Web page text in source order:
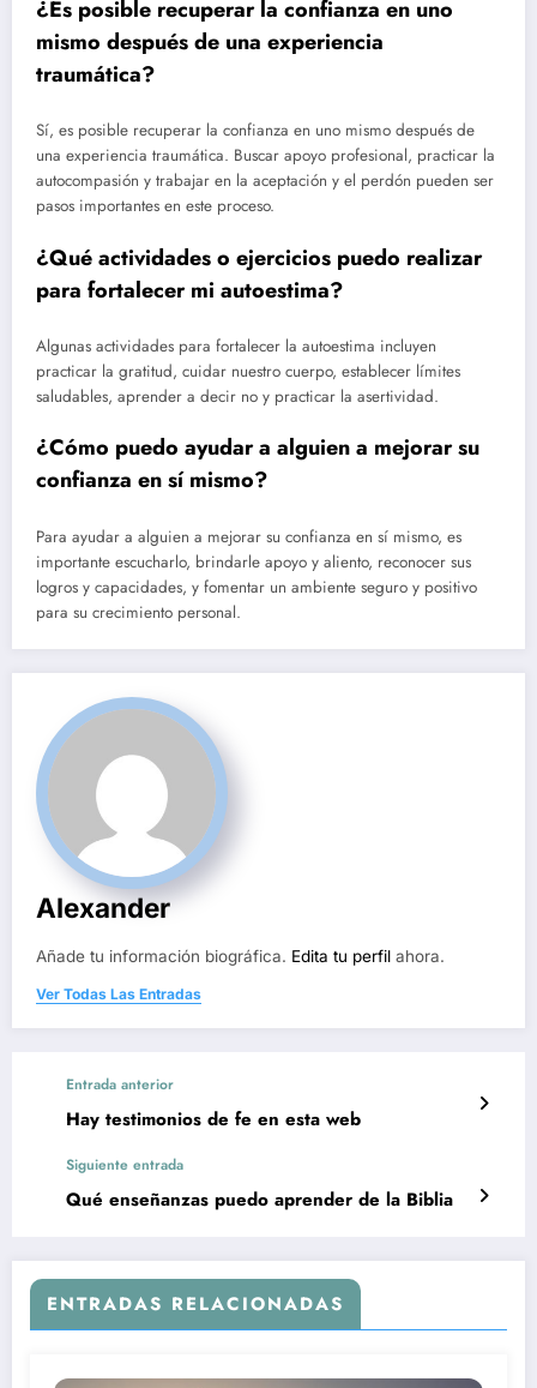
¿Es posible recuperar la confianza en uno
mismo después de una experiencia
traumática?
Sí, es posible recuperar la confianza en uno mismo después de
una experiencia traumática. Buscar apoyo profesional, practicar la
autocompasión y trabajar en la aceptación y el perdón pueden ser
pasos importantes en este proceso.
¿Qué actividades o ejercicios puedo realizar
para fortalecer mi autoestima?
Algunas actividades para fortalecer la autoestima incluyen
practicar la gratitud, cuidar nuestro cuerpo, establecer límites
saludables, aprender a decir no y practicar la asertividad.
¿Cómo puedo ayudar a alguien a mejorar su
confianza en sí mismo?
Para ayudar a alguien a mejorar su confianza en sí mismo, es
importante escucharlo, brindarle apoyo y aliento, reconocer sus
logros y capacidades, y fomentar un ambiente seguro y positivo
para su crecimiento personal.
Alexander
Añade tu información biográfica. Edita tu perfil ahora.
Ver Todas Las Entradas
Entrada anterior
Hay testimonios de fe en esta web
Siguiente entrada
Qué enseñanzas puedo aprender de la Biblia
ENTRADAS RELACIONADAS